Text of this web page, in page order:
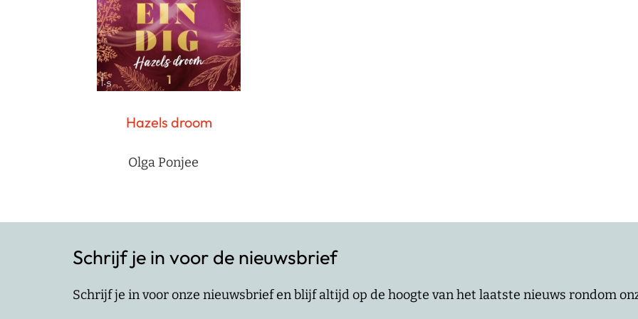
Hazels droom
Olga Ponjee
Schrijf je in voor de nieuwsbrief
Schrijf je in voor onze nieuwsbrief en blijf altijd op de hoogte van het laatste nieuws rondom